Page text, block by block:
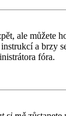
ale můžete
a brzy
fóra.